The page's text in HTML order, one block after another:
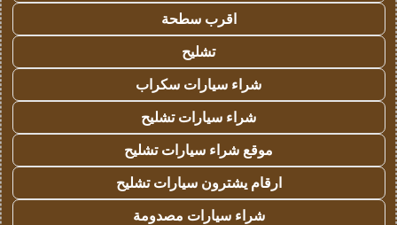
اقرب سطحة
تشليح
شراء سيارات سكراب
شراء سيارات تشليح
موقع شراء سيارات تشليح
ارقام يشترون سيارات تشليح
شراء سيارات مصدومة